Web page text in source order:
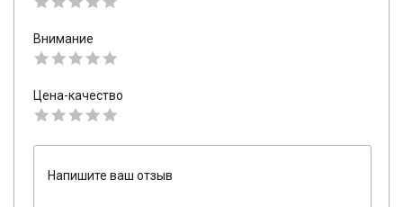
Внимание
Цена-качество